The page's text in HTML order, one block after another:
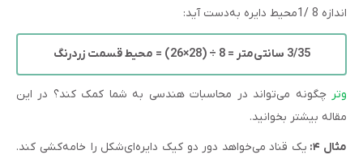
اندازه 8 /1محیط دایره به‌دست آید:
3/35 سانتی‌متر = 8 ÷ (28×26) = محیط قسمت زردرنگ
وتر چگونه می‌تواند در محاسبات هندسی به شما کمک کند؟ در این
مقاله بیشتر بخوانید.
مثال ۴:
یک قناد می‌خواهد دور دو کیک دایره‌ای‌شکل را خامه‌کشی کند.